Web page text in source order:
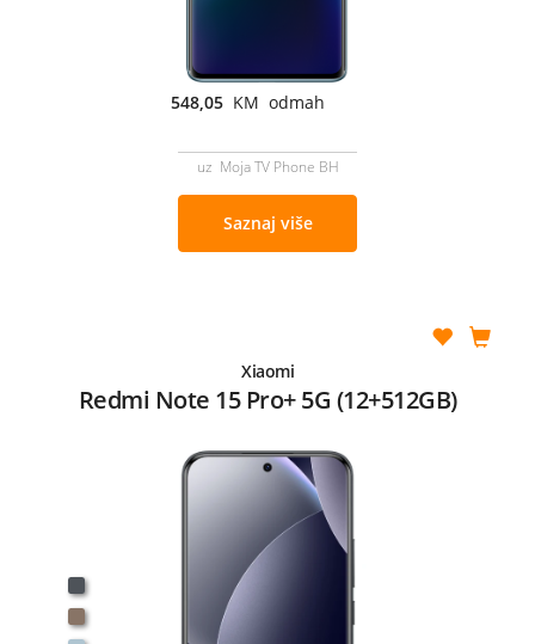
548,05 KM odmah
uz Moja TV Phone BH
Saznaj više
Xiaomi
Redmi Note 15 Pro+ 5G (12+512GB)